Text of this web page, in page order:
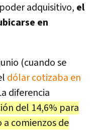
adquisitivo, el
en
(cuando se
dólar cotizaba en
diferencia
del 14,6% para
comienzos de